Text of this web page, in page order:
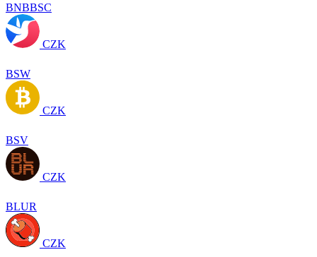
BNBBSC
CZK
BSW
CZK
BSV
CZK
BLUR
CZK